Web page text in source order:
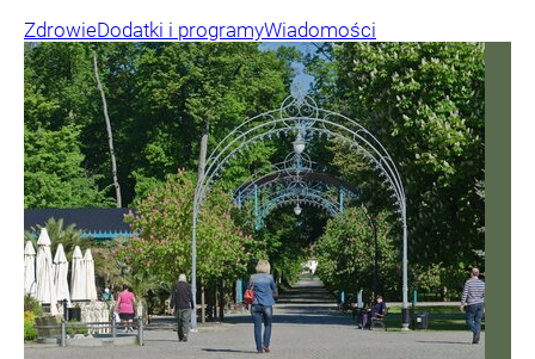
ZdrowieDodatki i programyWiadomości